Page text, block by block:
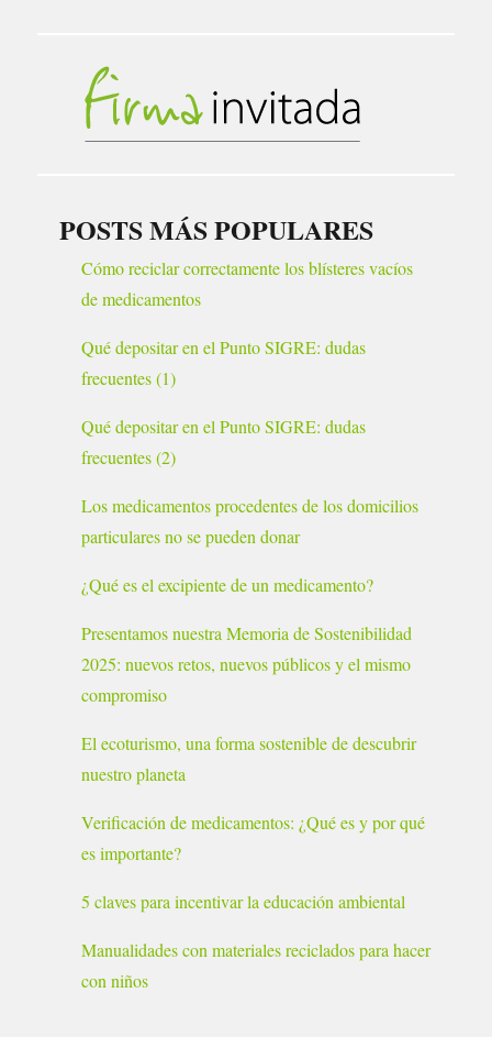
POSTS MÁS POPULARES
Cómo reciclar correctamente los blísteres vacíos
de medicamentos
Qué depositar en el Punto SIGRE: dudas
frecuentes (1)
Qué depositar en el Punto SIGRE: dudas
frecuentes (2)
Los medicamentos procedentes de los domicilios
particulares no se pueden donar
¿Qué es el excipiente de un medicamento?
Presentamos nuestra Memoria de Sostenibilidad
2025: nuevos retos, nuevos públicos y el mismo
compromiso
El ecoturismo, una forma sostenible de descubrir
nuestro planeta
Verificación de medicamentos: ¿Qué es y por qué
es importante?
5 claves para incentivar la educación ambiental
Manualidades con materiales reciclados para hacer
con niños